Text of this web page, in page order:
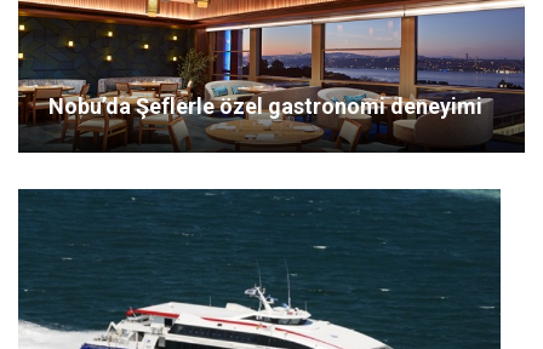
Nobu’da Şeflerle özel gastronomi deneyimi